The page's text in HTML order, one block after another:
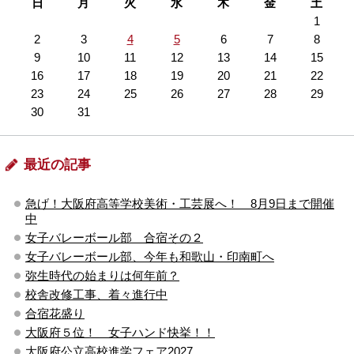
1
2
3 4 5 6 7
8
9
10 11 12 13 14
15
16
17 18 19 20 21
22
23
24 25 26 27 28
29
30
31
最近の記事
急げ！大阪府高等学校美術・工芸展へ！ 8月9日まで開催
中
女子バレーボール部 合宿その２
女子バレーボール部、今年も和歌山・印南町へ
弥生時代の始まりは何年前？
校舎改修工事、着々進行中
合宿花盛り
大阪府５位！ 女子ハンド快挙！！
大阪府公立高校進学フェア2027